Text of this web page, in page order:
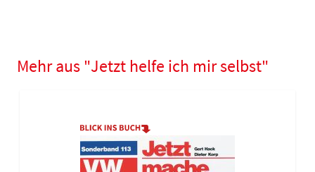
Mehr aus "Jetzt helfe ich mir selbst"